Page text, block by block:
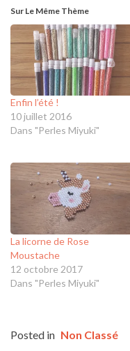
Sur Le Même Thème
Enfin l’été !
10 juillet 2016
Dans "Perles Miyuki"
La licorne de Rose
Moustache
12 octobre 2017
Dans "Perles Miyuki"
Posted in Non Classé